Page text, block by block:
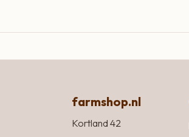
farmshop.nl
Kortland 42